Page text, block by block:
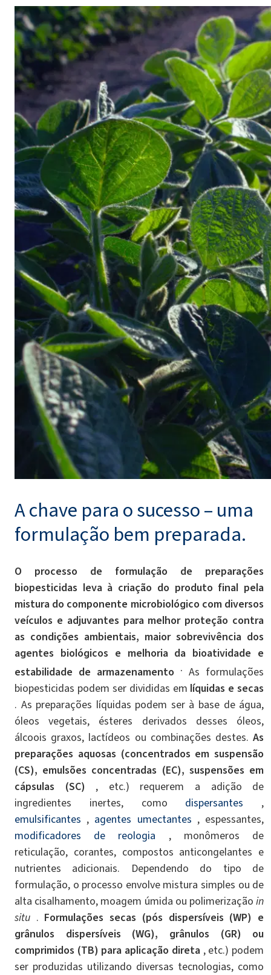
A chave para o sucesso – uma
formulação bem preparada.
O processo de formulação de preparações
biopesticidas leva à criação do produto final pela
mistura do componente microbiológico com diversos
veículos e adjuvantes para melhor proteção contra
as condições ambientais, maior sobrevivência dos
agentes biológicos e melhoria da bioatividade e
estabilidade de armazenamento . As formulações
biopesticidas podem ser divididas em líquidas e secas
. As preparações líquidas podem ser à base de água,
óleos vegetais, ésteres derivados desses óleos,
álcoois graxos, lactídeos ou combinações destes.As
preparações aquosas (concentrados em suspensão
(CS), emulsões concentradas (EC), suspensões em
cápsulas (SC) , etc.) requerem a adição de
ingredientes inertes, como dispersantes ,
emulsificantes , agentes umectantes , espessantes,
modificadores de reologia , monômeros de
reticulação, corantes, compostos anticongelantes e
nutrientes adicionais. Dependendo do tipo de
formulação, o processo envolve mistura simples ou de
alta cisalhamento, moagem úmida ou polimerizaçãoin
situ . Formulações secas (pós dispersíveis (WP) e
grânulos dispersíveis (WG), grânulos (GR) ou
comprimidos (TB) para aplicação direta, etc.) podem
ser produzidas utilizando diversas tecnologias, como